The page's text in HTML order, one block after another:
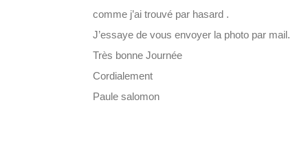
comme j’ai trouvé par hasard .
J’essaye de vous envoyer la photo par mail.
Très bonne Journée
Cordialement
Paule salomon